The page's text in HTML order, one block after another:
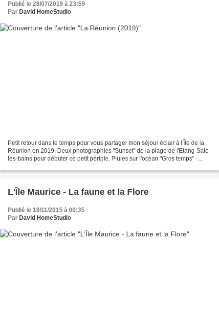
Publié le 28/07/2019 à 23:59
Par David HomeStudio
Petit retour dans le temps pour vous partager mon séjour éclair à l'Île de la
Réunion en 2019. Deux photographies "Sunset" de la plage de l'Etang-Salé-
les-bains pour débuter ce petit périple. Pluies sur l'océan "Gros temps" -
L'Île Maurice - La faune et la Flore
Publié le 18/11/2015 à 00:35
Par David HomeStudio